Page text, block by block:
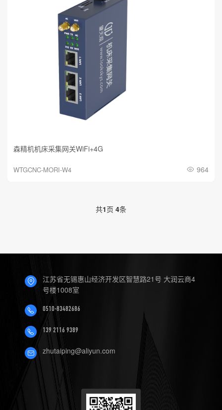
森精机机床采集网关WiFi+4G
WTGCNC-MORI-W4 964
共1页 4条
江苏省无锡惠山经济开发区智慧路21号 大润云商4
号楼1008室
0510-83482686
139 2116 9389
zhutaiping@aliyun.com